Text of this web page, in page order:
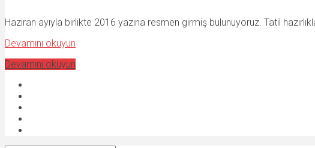
Haziran ayıyla birlikte 2016 yazına resmen girmiş bulunuyoruz. Tatil
Devamını okuyun
Devamını okuyun